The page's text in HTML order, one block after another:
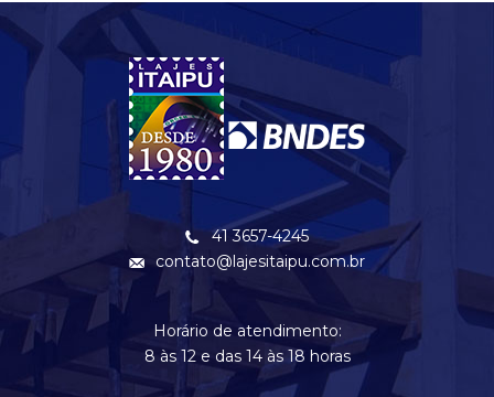
41 3657-4245
contato@lajesitaipu.com.br
Horário de atendimento:
8 às 12 e das 14 às 18 horas